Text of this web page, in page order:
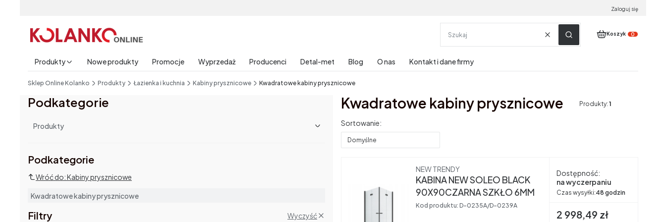
Zaloguj się
WyczyśćSzukaj Produkty w
Koszyk
Produkty Nowe produkty Promocje Wyprzedaż Producenci Detal-met Blog O nas
Kontakt i dane firmy
Sklep Online Kolanko Produkty Łazienka i kuchnia Kabiny prysznicowe Kwadratowe kabiny prysznicowe
Podkategorie
Produkty
Podkategorie
Wróć do: Kabiny prysznicowe
Kwadratowe kabiny prysznicowe
Filtry Wyczyść
Kwadratowe kabiny prysznicowe Produkty: 1
Lista produktów
Sortowanie:
Domyślne
Producent
NEW TRENDY
KABINA NEW SOLEO BLACK
90X90CZARNA SZKŁO 6MM
Kod produktu: D-0235A/D-0239A
Dostępność:
na wyczerpaniu
Czas wysyłki:48 godzin
Cena brutto
2 998,49 zł